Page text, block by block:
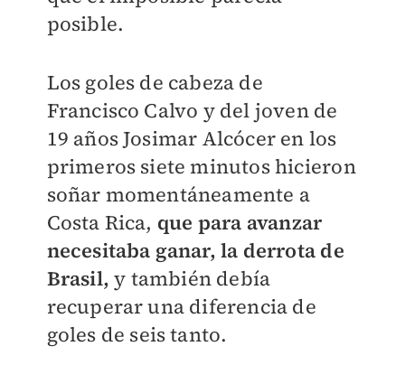
posible.
Los goles de cabeza de
Francisco Calvo y del joven de
19 años Josimar Alcócer en los
primeros siete minutos hicieron
soñar momentáneamente a
Costa Rica, que para avanzar
necesitaba ganar, la derrota de
Brasil, y también debía
recuperar una diferencia de
goles de seis tanto.